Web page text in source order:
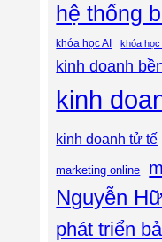
hệ thống
khóa học AI khóa học
kinh doanh
kinh
kinh doanh tử tế
marketing online
Nguyễn
phát triển